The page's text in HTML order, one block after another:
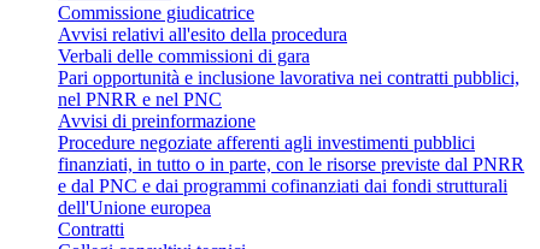
Commissione giudicatrice
Avvisi relativi all'esito della procedura
Verbali delle commissioni di gara
Pari opportunità e inclusione lavorativa nei contratti pubblici,
nel PNRR e nel PNC
Avvisi di preinformazione
Procedure negoziate afferenti agli investimenti pubblici
finanziati, in tutto o in parte, con le risorse previste dal PNRR
e dal PNC e dai programmi cofinanziati dai fondi strutturali
dell'Unione europea
Contratti